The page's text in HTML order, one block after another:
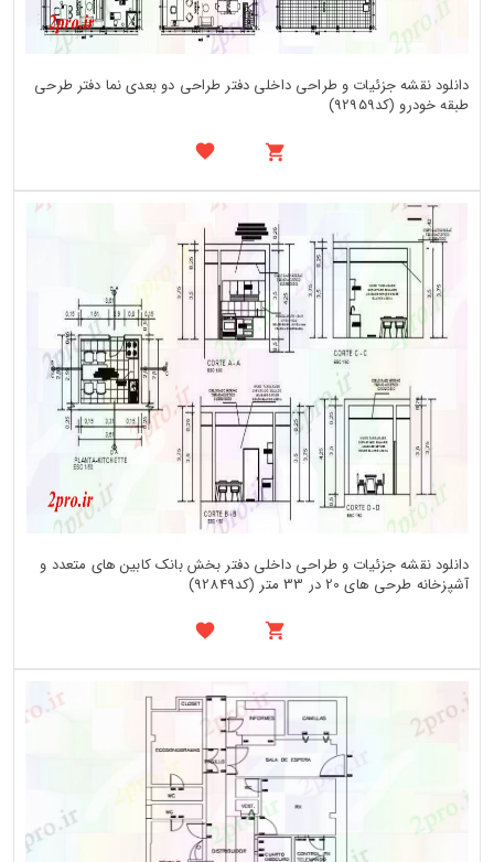
دانلود نقشه جزئیات و طراحی داخلی دفتر طراحی دو بعدی نما دفتر طرحی
طبقه خودرو (کد92959)
دانلود نقشه جزئیات و طراحی داخلی دفتر بخش بانک کابین های متعدد و
آشپزخانه طرحی های 20 در 33 متر (کد92849)